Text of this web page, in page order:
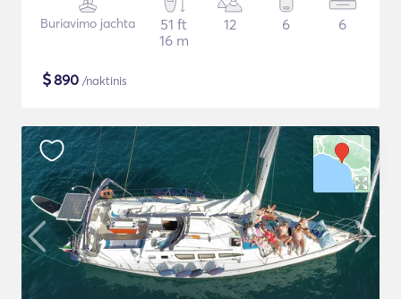
Buriavimo jachta
51 ft
16 m
12 6 6
$890 /naktinis